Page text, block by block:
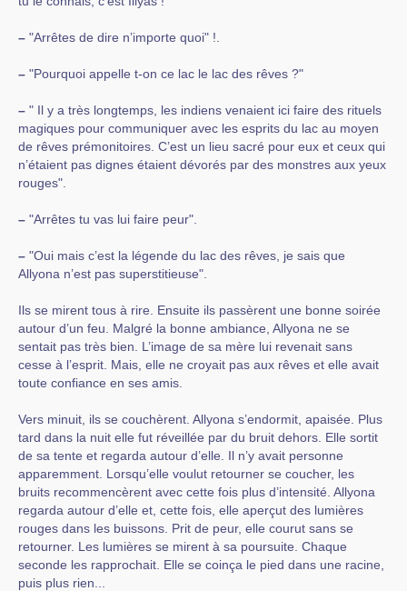
– "Arrêtes de dire n’importe quoi" !.
– "Pourquoi appelle t-on ce lac le lac des rêves ?"
– " Il y a très longtemps, les indiens venaient ici faire des rituels
magiques pour communiquer avec les esprits du lac au moyen
de rêves prémonitoires. C’est un lieu sacré pour eux et ceux qui
n’étaient pas dignes étaient dévorés par des monstres aux yeux
rouges".
– "Arrêtes tu vas lui faire peur".
– "Oui mais c’est la légende du lac des rêves, je sais que
Allyona n’est pas superstitieuse".
Ils se mirent tous à rire. Ensuite ils passèrent une bonne soirée
autour d’un feu. Malgré la bonne ambiance, Allyona ne se
sentait pas très bien. L’image de sa mère lui revenait sans
cesse à l’esprit. Mais, elle ne croyait pas aux rêves et elle avait
toute confiance en ses amis.
Vers minuit, ils se couchèrent. Allyona s’endormit, apaisée. Plus
tard dans la nuit elle fut réveillée par du bruit dehors. Elle sortit
de sa tente et regarda autour d’elle. Il n’y avait personne
apparemment. Lorsqu’elle voulut retourner se coucher, les
bruits recommencèrent avec cette fois plus d’intensité. Allyona
regarda autour d’elle et, cette fois, elle aperçut des lumières
rouges dans les buissons. Prit de peur, elle courut sans se
retourner. Les lumières se mirent à sa poursuite. Chaque
seconde les rapprochait. Elle se coinça le pied dans une racine,
puis plus rien...